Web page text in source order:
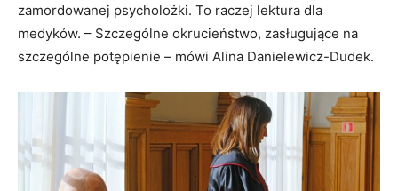
zamordowanej psycholożki. To raczej lektura dla
medyków. – Szczególne okrucieństwo, zasługujące na
szczególne potępienie – mówi Alina Danielewicz-Dudek.